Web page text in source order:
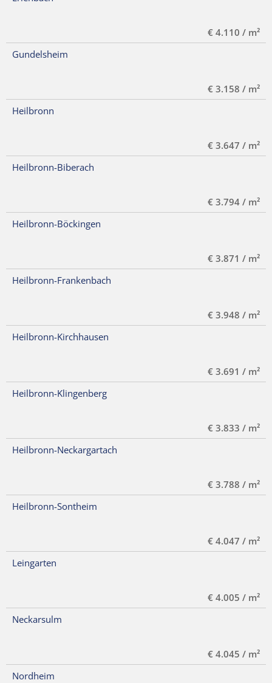
€ 4.110 / m²
Gundelsheim
€ 3.158 / m²
Heilbronn
€ 3.647 / m²
Heilbronn-Biberach
€ 3.794 / m²
Heilbronn-Böckingen
€ 3.871 / m²
Heilbronn-Frankenbach
€ 3.948 / m²
Heilbronn-Kirchhausen
€ 3.691 / m²
Heilbronn-Klingenberg
€ 3.833 / m²
Heilbronn-Neckargartach
€ 3.788 / m²
Heilbronn-Sontheim
€ 4.047 / m²
Leingarten
€ 4.005 / m²
Neckarsulm
€ 4.045 / m²
Nordheim